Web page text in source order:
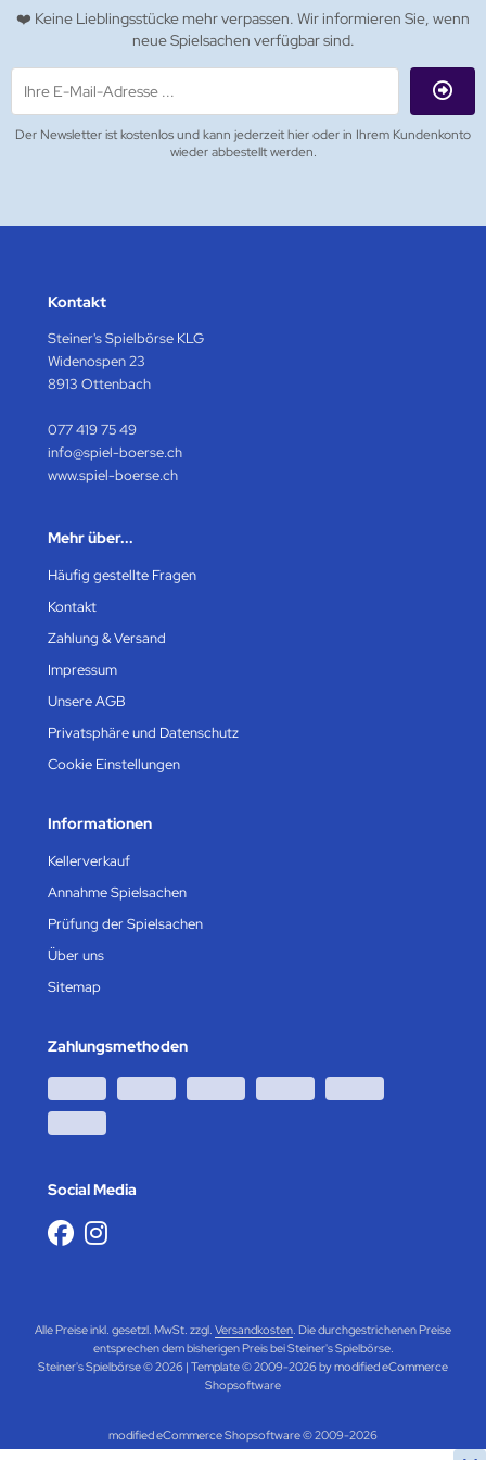
❤️ Keine Lieblingsstücke mehr verpassen. Wir informieren Sie, wenn
neue Spielsachen verfügbar sind.
Der Newsletter ist kostenlos und kann jederzeit hier oder in Ihrem Kundenkonto
wieder abbestellt werden.
Kontakt
Steiner's Spielbörse KLG
Widenospen 23
8913 Ottenbach
077 419 75 49
info@spiel-boerse.ch
www.spiel-boerse.ch
Mehr über...
Häufig gestellte Fragen
Kontakt
Zahlung & Versand
Impressum
Unsere AGB
Privatsphäre und Datenschutz
Cookie Einstellungen
Informationen
Kellerverkauf
Annahme Spielsachen
Prüfung der Spielsachen
Über uns
Sitemap
Zahlungsmethoden
Social Media
Alle Preise inkl. gesetzl. MwSt. zzgl. Versandkosten. Die durchgestrichenen Preise
entsprechen dem bisherigen Preis bei Steiner's Spielbörse.
Steiner's Spielbörse © 2026 | Template © 2009-2026 by modified eCommerce
Shopsoftware
modified eCommerce Shopsoftware © 2009-2026